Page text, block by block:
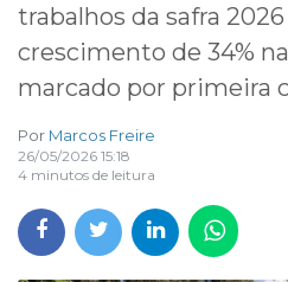
trabalhos da safra
crescimento de 34%
marcado por primeira
Por Marcos Freire
26/05/2026 15:18
4 minutos de leitura